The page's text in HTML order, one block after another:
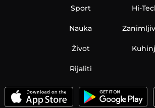
Sport
Nauka
Hi-
Život
Rijaliti